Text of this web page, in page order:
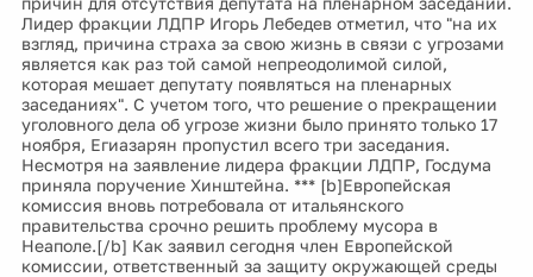
Лидер фракции ЛДПР Игорь Лебедев отметил, что "на их
взгляд, причина страха за свою жизнь в связи с угрозами
является как раз той самой непреодолимой силой,
которая мешает депутату появляться на пленарных
заседаниях". С учетом того, что решение о прекращении
уголовного дела об угрозе жизни было принято только 17
ноября, Егиазарян пропустил всего три заседания.
Несмотря на заявление лидера фракции ЛДПР, Госдума
приняла поручение Хинштейна. *** [b]Европейская
комиссия вновь потребовала от итальянского
правительства срочно решить проблему мусора в
Неаполе.[/b] Как заявил сегодня член Европейской
комиссии, ответственный за защиту окружающей среды